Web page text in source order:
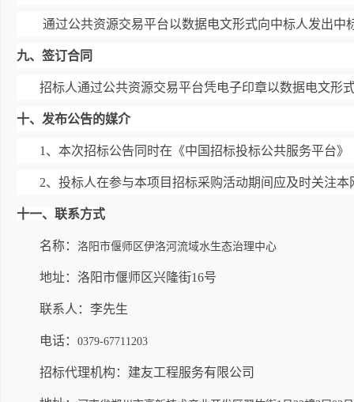
通过公共资源交易平台以数据电文形式向中标人发出中
九、签订合同
招标人通过公共资源交易平台凭电子印章以数据电文形
十、发布公告的媒介
1 、本次招标公告同时在《中国招标投标公共服务平台
2、投标人在参与本项目招标采购活动期间应及时关注
十一、联系方式
名称： 洛阳市偃师区伊洛河流域水生态治理中心
地址：洛阳市偃师区兴隆街16号
联系人：李先生
电话： 0379-67711203
招标代理机构： 建友工程服务有限公司